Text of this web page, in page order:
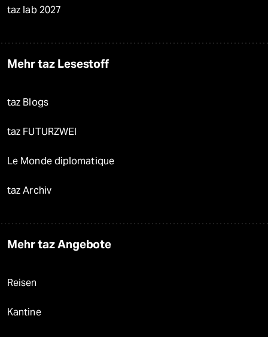
taz lab 2027
Mehr taz Lesestoff
taz Blogs
taz FUTURZWEI
Le Monde diplomatique
taz Archiv
Mehr taz Angebote
Reisen
Kantine